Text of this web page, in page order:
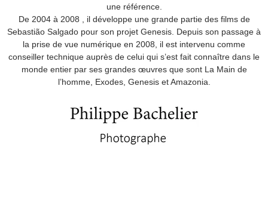
une référence.
De 2004 à 2008 , il développe une grande partie des films de
Sebastião Salgado pour son projet Genesis. Depuis son passage à
la prise de vue numérique en 2008, il est intervenu comme
conseiller technique auprès de celui qui s’est fait connaître dans le
monde entier par ses grandes œuvres que sont La Main de
l’homme, Exodes, Genesis et Amazonia.